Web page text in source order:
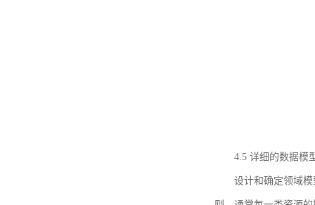
4.5 详细的数据模
设计和确定领域